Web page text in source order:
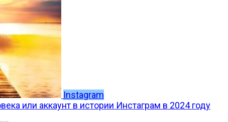
Instagram
или аккаунт в истории Инстаграм в 2024 году